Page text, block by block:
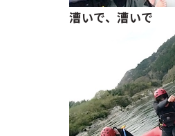
漕いで、漕いで